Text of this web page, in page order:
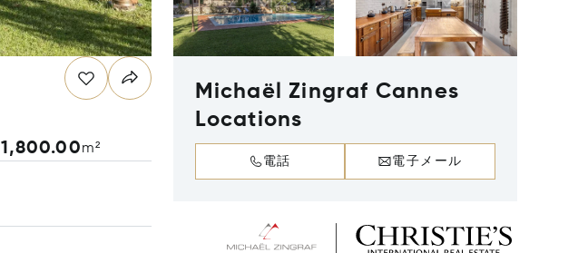
1,800.00m²
Michaël Zingraf Cannes
Locations
電話 電子メール